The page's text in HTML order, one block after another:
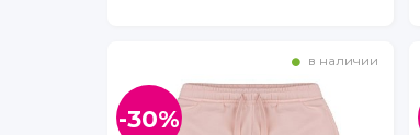
в наличии
-30%